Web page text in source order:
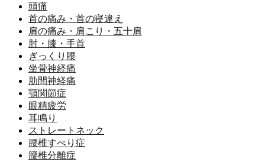
頭痛
首の痛み・首の寝違え
肩の痛み・肩こり・五十肩
肘・膝・手首
ぎっくり腰
坐骨神経痛
肋間神経痛
顎関節症
眼精疲労
耳鳴り
ストレートネック
腰椎すべり症
腰椎分離症